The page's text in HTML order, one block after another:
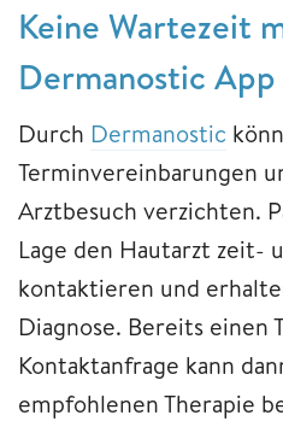
Keine Wartezeit
Dermanostic App
Durch Dermanostic
Terminvereinbarungen
Arztbesuch verzichten.
Lage den Hautarzt zeit-
kontaktieren und
Diagnose. Bereits einen
Kontaktanfrage kann
empfohlenen Therapie